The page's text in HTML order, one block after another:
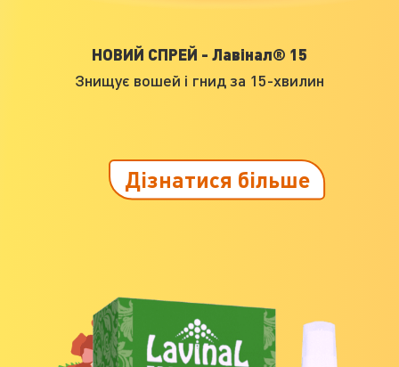
НОВИЙ СПРЕЙ - Лавінал® 15
Знищує вошей і гнид за 15-хвилин
Дізнатися більше